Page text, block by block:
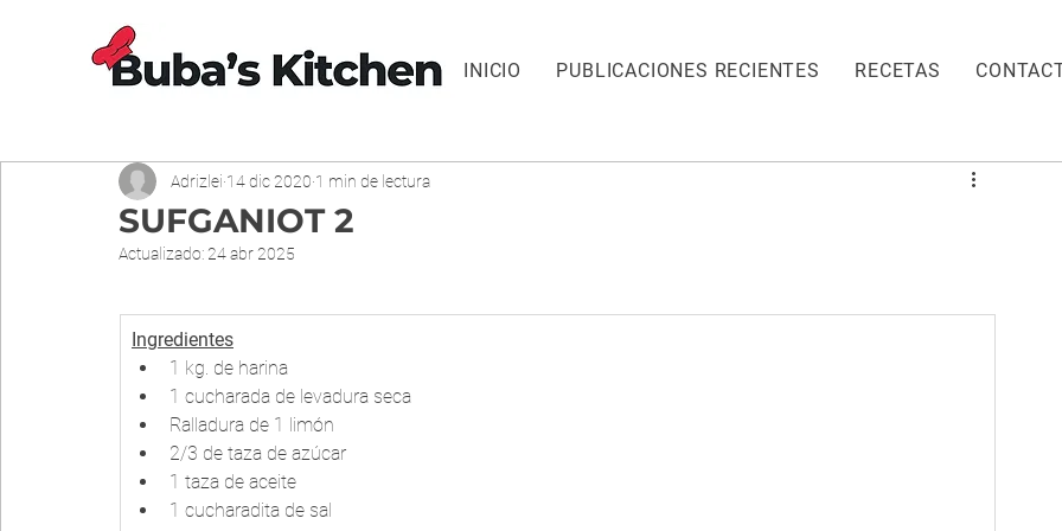
INICIO PUBLICACIONES RECIENTES RECETAS
SUFGANIOT 2
Adrizlei 14 dic 2020 1 min de lectura
Actualizado:24 abr 2025
Ingredientes
1 kg. de harina
1 cucharada de levadura seca
Ralladura de 1 limón
2/3 de taza de azúcar
1 taza de aceite
1 cucharadita de sal